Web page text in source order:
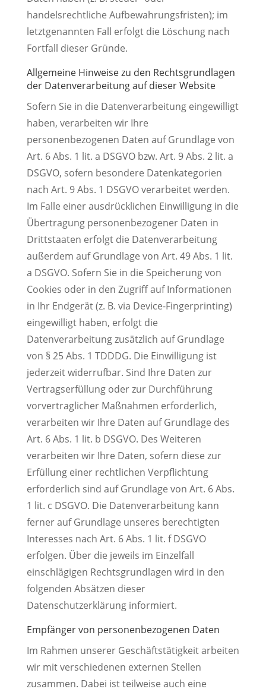
handelsrechtliche Aufbewahrungsfristen); im
letztgenannten Fall erfolgt die Löschung nach
Fortfall dieser Gründe.
Allgemeine Hinweise zu den Rechtsgrundlagen
der Datenverarbeitung auf dieser Website
Sofern Sie in die Datenverarbeitung eingewilligt
haben, verarbeiten wir Ihre
personenbezogenen Daten auf Grundlage von
Art. 6 Abs. 1 lit. a DSGVO bzw. Art. 9 Abs. 2 lit. a
DSGVO, sofern besondere Datenkategorien
nach Art. 9 Abs. 1 DSGVO verarbeitet werden.
Im Falle einer ausdrücklichen Einwilligung in die
Übertragung personenbezogener Daten in
Drittstaaten erfolgt die Datenverarbeitung
außerdem auf Grundlage von Art. 49 Abs. 1 lit.
a DSGVO. Sofern Sie in die Speicherung von
Cookies oder in den Zugriff auf Informationen
in Ihr Endgerät (z. B. via Device-Fingerprinting)
eingewilligt haben, erfolgt die
Datenverarbeitung zusätzlich auf Grundlage
von § 25 Abs. 1 TDDDG. Die Einwilligung ist
jederzeit widerrufbar. Sind Ihre Daten zur
Vertragserfüllung oder zur Durchführung
vorvertraglicher Maßnahmen erforderlich,
verarbeiten wir Ihre Daten auf Grundlage des
Art. 6 Abs. 1 lit. b DSGVO. Des Weiteren
verarbeiten wir Ihre Daten, sofern diese zur
Erfüllung einer rechtlichen Verpflichtung
erforderlich sind auf Grundlage von Art. 6 Abs.
1 lit. c DSGVO. Die Datenverarbeitung kann
ferner auf Grundlage unseres berechtigten
Interesses nach Art. 6 Abs. 1 lit. f DSGVO
erfolgen. Über die jeweils im Einzelfall
einschlägigen Rechtsgrundlagen wird in den
folgenden Absätzen dieser
Datenschutzerklärung informiert.
Empfänger von personenbezogenen Daten
Im Rahmen unserer Geschäftstätigkeit arbeiten
wir mit verschiedenen externen Stellen
zusammen. Dabei ist teilweise auch eine